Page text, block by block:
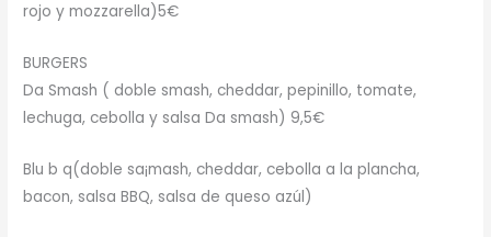
rojo y mozzarella)5€
BURGERS
Da Smash ( doble smash, cheddar, pepinillo, tomate,
lechuga, cebolla y salsa Da smash) 9,5€
Blu b q(doble sa¡mash, cheddar, cebolla a la plancha,
bacon, salsa BBQ, salsa de queso azúl)